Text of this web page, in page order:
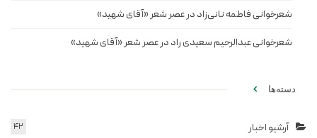
شعرخوانی فاطمه نانی‌زاد در عصر شعر «آقای شهید»
شعرخوانی عبدالرحیم سعیدی راد در عصر شعر «آقای شهید»
دسته‌ها
آرشیو اخبار 42